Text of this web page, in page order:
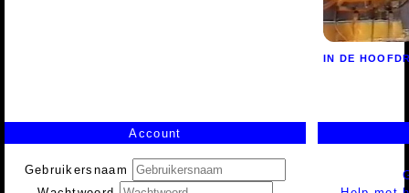
IN DE
Account
Gebruikersnaam